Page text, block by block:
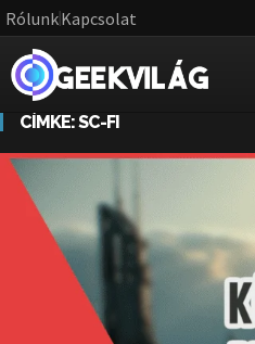
RólunkKapcsolat
CÍMKE:SC-FI